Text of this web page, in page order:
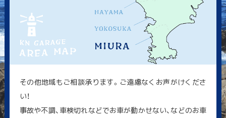
その他地域もご相談承ります。ご遠慮なくお声がけくださ
い！
事故や不調、車検切れなどでお車が動かせない、などのお車